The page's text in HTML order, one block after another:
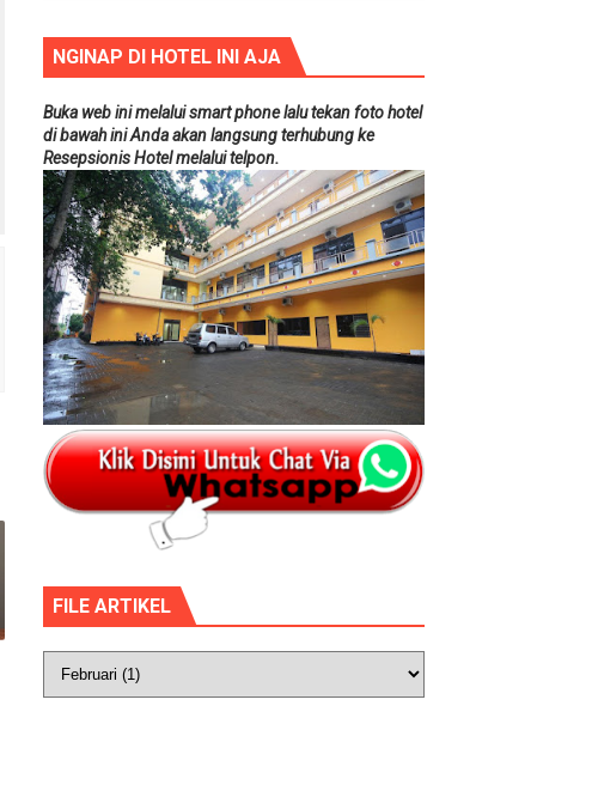
NGINAP DI HOTEL INI AJA
Buka web ini melalui smart phone lalu tekan foto hotel
di bawah ini Anda akan langsung terhubung ke
Resepsionis Hotel melalui telpon.
FILE ARTIKEL